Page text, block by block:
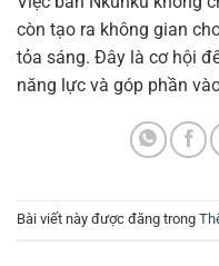
còn tạo ra không gian
tỏa sáng. Đây là cơ hội
năng lực và góp phần
Bài viết này được đăng trong